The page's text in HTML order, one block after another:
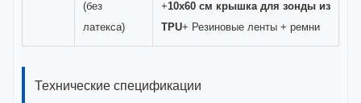
(без
латекса)
+10x60 см крышка для зонды из
TPU+ Резиновые ленты + ремни
Технические спецификации